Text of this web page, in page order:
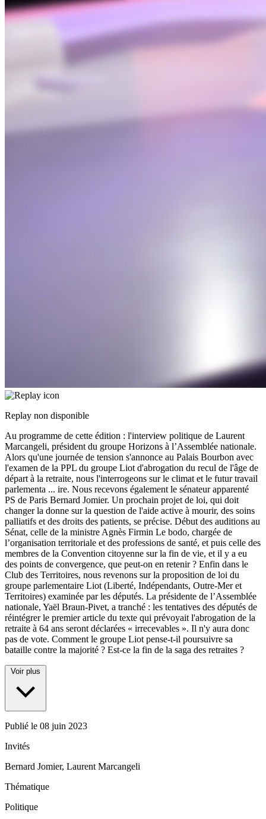
Replay non disponible
Au programme de cette édition : l'interview politique de Laurent
Marcangeli, président du groupe Horizons à l’Assemblée nationale.
Alors qu'une journée de tension s'annonce au Palais Bourbon avec
l'examen de la PPL du groupe Liot d'abrogation du recul de l'âge de
départ à la retraite, nous l'interrogeons sur le climat et le futur travail
parlementa ... ire. Nous recevons également le sénateur apparenté
PS de Paris Bernard Jomier. Un prochain projet de loi, qui doit
changer la donne sur la question de l'aide active à mourir, des soins
palliatifs et des droits des patients, se précise. Début des auditions au
Sénat, celle de la ministre Agnès Firmin Le bodo, chargée de
l’organisation territoriale et des professions de santé, et puis celle des
membres de la Convention citoyenne sur la fin de vie, et il y a eu
des points de convergence, que peut-on en retenir ? Enfin dans le
Club des Territoires, nous revenons sur la proposition de loi du
groupe parlementaire Liot (Liberté, Indépendants, Outre-Mer et
Territoires) examinée par les députés. La présidente de l’Assemblée
nationale, Yaël Braun-Pivet, a tranché : les tentatives des députés de
réintégrer le premier article du texte qui prévoyait l'abrogation de la
retraite à 64 ans seront déclarées « irrecevables ». Il n'y aura donc
pas de vote. Comment le groupe Liot pense-t-il poursuivre sa
bataille contre la majorité ? Est-ce la fin de la saga des retraites ?
Voir plus
Publié le 08 juin 2023
Invités
Bernard Jomier, Laurent Marcangeli
Thématique
Politique